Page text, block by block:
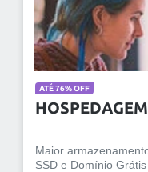
ATÉ 76% OFF
Maior
SSD e Domínio Grátis